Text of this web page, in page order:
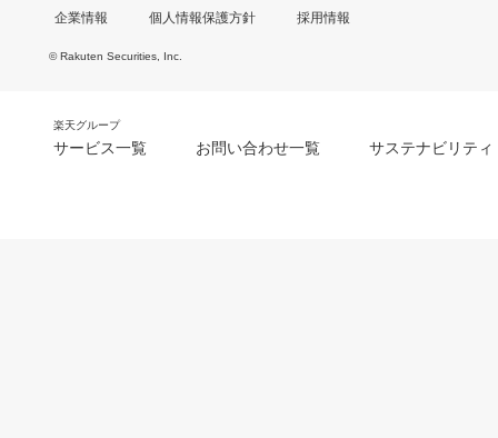
企業情報 個人情報保護方針 採用情報
© Rakuten Securities, Inc.
楽天グループ
サービス一覧 お問い合わせ一覧 サステナビリティ